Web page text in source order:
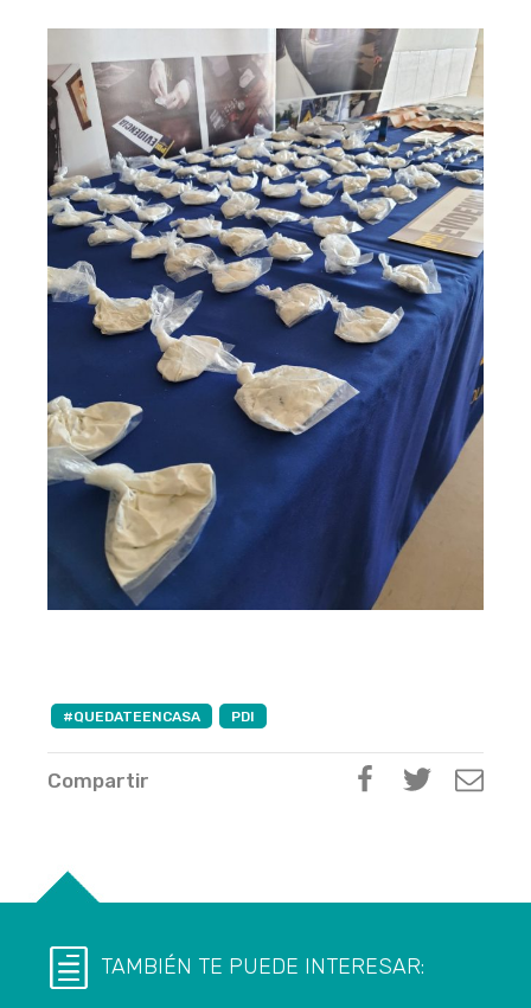
#QUEDATEENCASA PDI
Compartir
TAMBIÉN TE PUEDE INTERESAR: